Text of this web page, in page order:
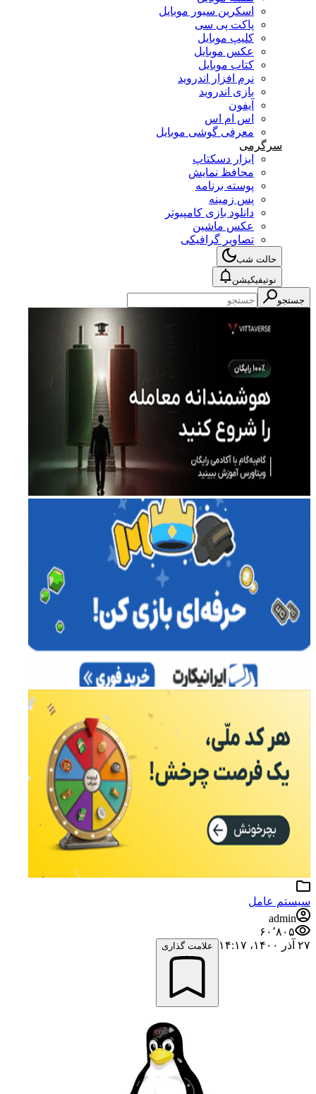
اسکرین سیور موبایل
پاکت پی سی
کلیپ موبایل
عکس موبایل
کتاب موبایل
نرم افزار اندروید
بازی اندروید
آیفون
اس ام اس
معرفی گوشی موبایل
سرگرمی
ابزار دسکتاپ
محافظ نمایش
پوسته برنامه
پس زمینه
دانلود بازی کامپیوتر
عکس ماشین
تصاویر گرافیکی
حالت شب
نوتیفیکیشن
جستجو
سیستم عامل
admin
۶۰٬۸۰۵
۲۷ آذر ۱۴۰۰،‏ ۱۴:۱۷
علامت گذاری